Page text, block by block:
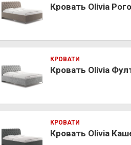
Кровать Olivia
КРОВАТИ
Кровать Olivia
КРОВАТИ
Кровать Olivia